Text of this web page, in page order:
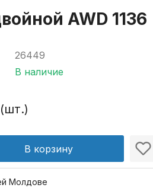
AWD 1136
26449
В наличие
(шт.)
В корзину
Молдове